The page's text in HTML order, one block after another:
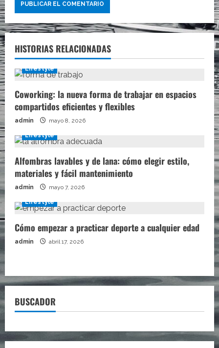
HISTORIAS RELACIONADAS
Lifestyle
Coworking: la nueva forma de trabajar en espacios
compartidos eficientes y flexibles
admin mayo 8, 2026
Lifestyle
Alfombras lavables y de lana: cómo elegir estilo,
materiales y fácil mantenimiento
admin mayo 7, 2026
Lifestyle
Cómo empezar a practicar deporte a cualquier edad
admin abril 17, 2026
BUSCADOR